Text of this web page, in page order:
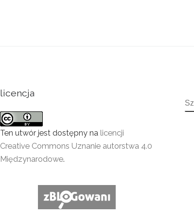
licencja
Ten utwór jest dostępny na licencji
Creative Commons Uznanie autorstwa 4.0
Międzynarodowe.